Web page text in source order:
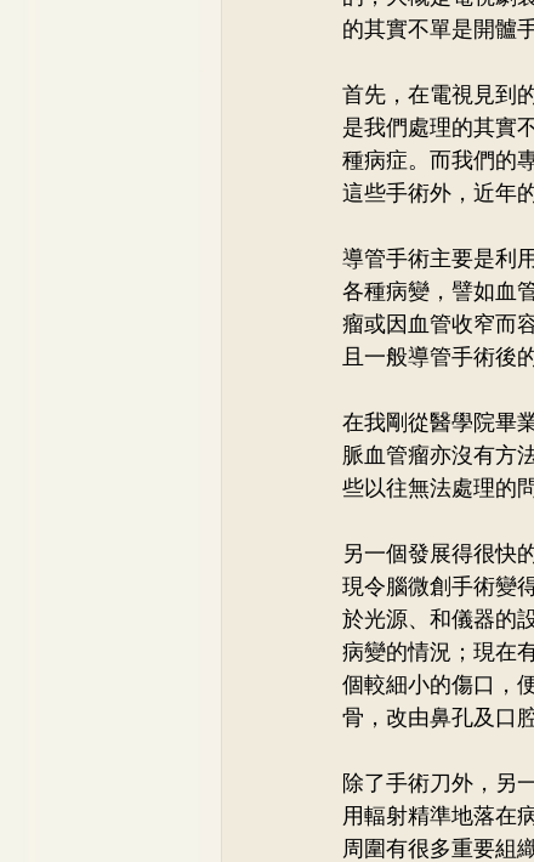
的其實不單是開髗
首先，在電視見到
是我們處理的其實
種病症。而我們的
這些手術外，近年
導管手術主要是利
各種病變，譬如血
瘤或因血管收窄而
且一般導管手術後
在我剛從醫學院畢
脈血管瘤亦沒有方
些以往無法處理的
另一個發展得很快
現令腦微創手術變
於光源、和儀器的
病變的情況；現在
個較細小的傷口，
骨，改由鼻孔及口
除了手術刀外，另
用輻射精準地落在
周圍有很多重要組